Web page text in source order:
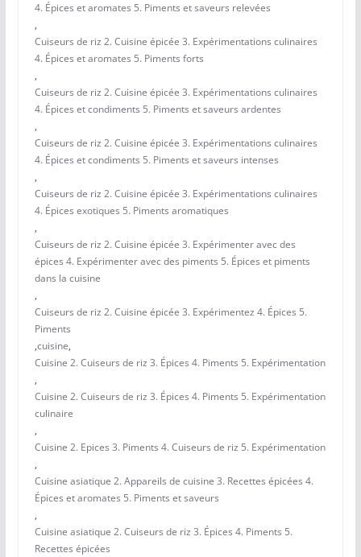
4. Épices et aromates 5. Piments et saveurs relevées
,
Cuiseurs de riz 2. Cuisine épicée 3. Expérimentations culinaires
4. Épices et aromates 5. Piments forts
,
Cuiseurs de riz 2. Cuisine épicée 3. Expérimentations culinaires
4. Épices et condiments 5. Piments et saveurs ardentes
,
Cuiseurs de riz 2. Cuisine épicée 3. Expérimentations culinaires
4. Épices et condiments 5. Piments et saveurs intenses
,
Cuiseurs de riz 2. Cuisine épicée 3. Expérimentations culinaires
4. Épices exotiques 5. Piments aromatiques
,
Cuiseurs de riz 2. Cuisine épicée 3. Expérimenter avec des
épices 4. Expérimenter avec des piments 5. Épices et piments
dans la cuisine
,
Cuiseurs de riz 2. Cuisine épicée 3. Expérimentez 4. Épices 5.
Piments
,cuisine,
Cuisine 2. Cuiseurs de riz 3. Épices 4. Piments 5. Expérimentation
,
Cuisine 2. Cuiseurs de riz 3. Épices 4. Piments 5. Expérimentation
culinaire
,
Cuisine 2. Epices 3. Piments 4. Cuiseurs de riz 5. Expérimentation
,
Cuisine asiatique 2. Appareils de cuisine 3. Recettes épicées 4.
Épices et aromates 5. Piments et saveurs
,
Cuisine asiatique 2. Cuiseurs de riz 3. Épices 4. Piments 5.
Recettes épicées